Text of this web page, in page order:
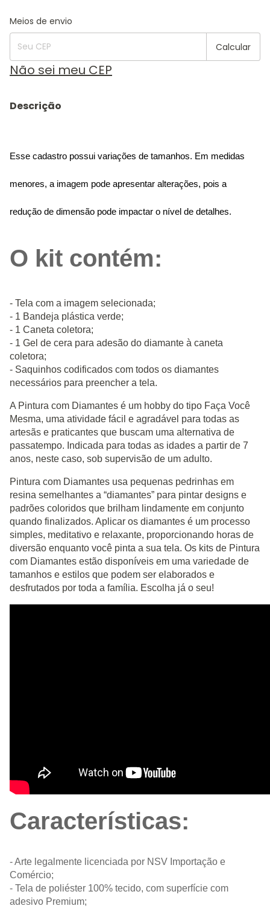
Entregas para o CEP:
Meios de envio
Calcular
Não sei meu CEP
Descrição
Esse cadastro possui variações de tamanhos. Em medidas
menores, a imagem pode apresentar alterações, pois a
redução de dimensão pode impactar o nível de detalhes.
O kit contém:
- Tela com a imagem selecionada;
- 1 Bandeja plástica verde;
- 1 Caneta coletora;
- 1 Gel de cera para adesão do diamante à caneta
coletora;
- Saquinhos codificados com todos os diamantes
necessários para preencher a tela.
A Pintura com Diamantes é um hobby do tipo Faça Você
Mesma, uma atividade fácil e agradável para todas as
artesãs e praticantes que buscam uma alternativa de
passatempo. Indicada para todas as idades a partir de 7
anos, neste caso, sob supervisão de um adulto.
Pintura com Diamantes usa pequenas pedrinhas em
resina semelhantes a “diamantes” para pintar designs e
padrões coloridos que brilham lindamente em conjunto
quando finalizados. Aplicar os diamantes é um processo
simples, meditativo e relaxante, proporcionando horas de
diversão enquanto você pinta a sua tela. Os kits de Pintura
com Diamantes estão disponíveis em uma variedade de
tamanhos e estilos que podem ser elaborados e
desfrutados por toda a família. Escolha já o seu!
Características:
- Arte legalmente licenciada por NSV Importação e
Comércio;
- Tela de poliéster 100% tecido, com superfície com
adesivo Premium;